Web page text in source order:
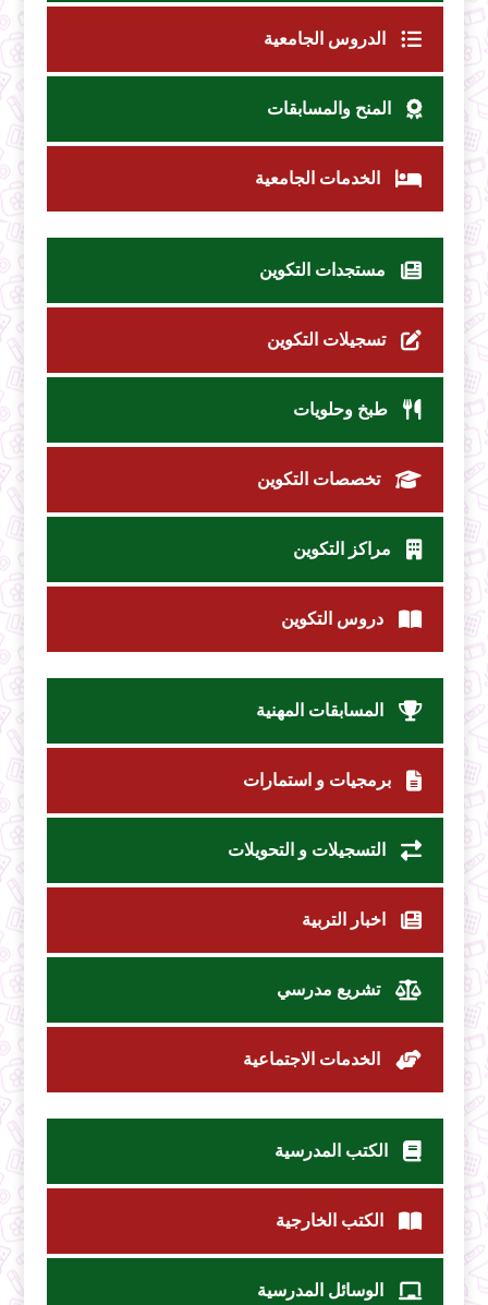
الدروس الجامعية
المنح والمسابقات
الخدمات الجامعية
مستجدات التكوين
تسجيلات التكوين
طبخ وحلويات
تخصصات التكوين
مراكز التكوين
دروس التكوين
المسابقات المهنية
برمجيات و استمارات
التسجيلات و التحويلات
اخبار التربية
تشريع مدرسي
الخدمات الاجتماعية
الكتب المدرسية
الكتب الخارجية
الوسائل المدرسية